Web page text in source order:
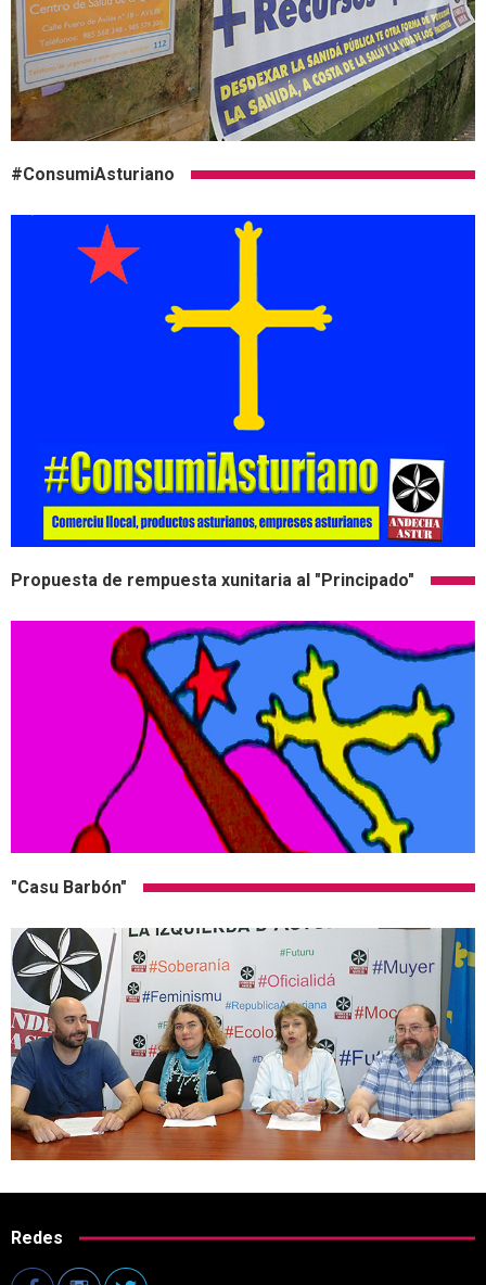
#ConsumiAsturiano
Propuesta de rempuesta xunitaria al "Principado"
"Casu Barbón"
Redes